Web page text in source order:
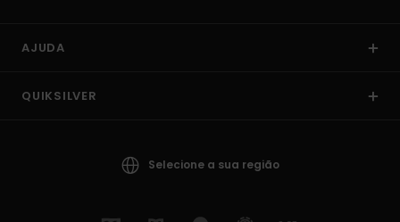
AJUDA
QUIKSILVER
Selecione a sua região